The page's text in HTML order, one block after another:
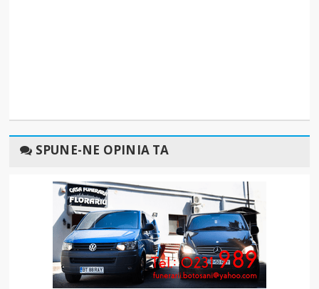
SPUNE-NE OPINIA TA